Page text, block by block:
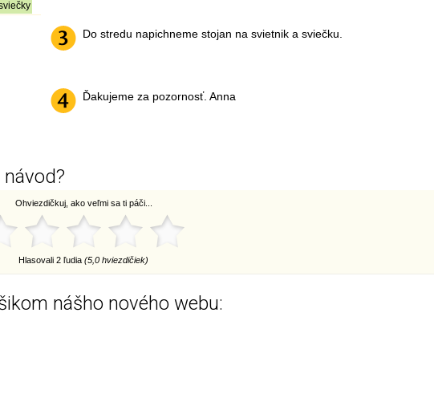
Do stredu napichneme stojan na svietnik a sviečku.
Ďakujeme za pozornosť. Anna
Ohviezdičkuj, ako veľmi sa ti páči...
Hlasovali 2 ľudia (5,0 hviezdičiek)
nášho nového webu: